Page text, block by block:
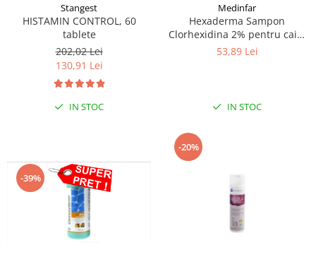
Stangest
HISTAMIN CONTROL, 60
tablete
202,02 Lei
130,91 Lei
IN STOC
Medinfar
Hexaderma Sampon
Clorhexidina 2% pentru caini
si pisici, 200 ml
53,89 Lei
IN STOC
-39%
-20%